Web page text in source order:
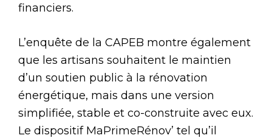
financiers.
L’enquête de la CAPEB montre également
que les artisans souhaitent le maintien
d’un soutien public à la rénovation
énergétique, mais dans une version
simplifiée, stable et co-construite avec eux.
Le dispositif MaPrimeRénov’ tel qu’il